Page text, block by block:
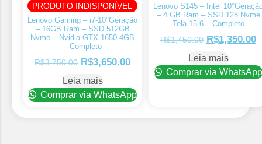
PRODUTO INDISPONÍVEL
Lenovo Gaming – i7-10°Geração
– 16GB Ram – SSD 512GB
Nvme – Nvidia GTX 1650-4GB
– Completo
R$3,750.00 R$3,650.00
Leia mais
Comprar via WhatsApp
Lenovo S145 – Intel
– 4 GB Ram – SSD 128 Nvme
Tela 15.6 – Completo
R$1,450.00 R$1,350.00
Leia mais
Comprar via WhatsApp